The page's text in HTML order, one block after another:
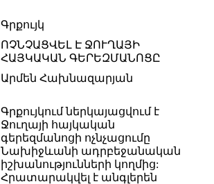
Գրքույկ
ՈՉՆՉԱՑՎԵԼ Է ՋՈՒՂԱՅԻ
ՀԱՅԿԱԿԱՆ ԳԵՐԵԶՄԱՆՈՑԸ
Արմեն Հախնազարյան
Գրքույկում ներկայացվում է
Ջուղայի հայկական
գերեզմանոցի ոչնչացումը
Նախիջևանի ադրբեջանական
իշխանությունների կողմից:
Հրատարակվել է անգլերեն